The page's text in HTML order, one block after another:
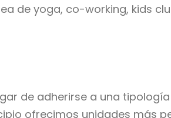
de yoga, co-working, kids
de adherirse a una
ofrecimos unidades más